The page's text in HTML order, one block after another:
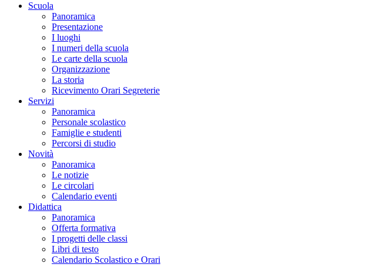
Scuola
Panoramica
Presentazione
I luoghi
I numeri della scuola
Le carte della scuola
Organizzazione
La storia
Ricevimento Orari Segreterie
Servizi
Panoramica
Personale scolastico
Famiglie e studenti
Percorsi di studio
Novità
Panoramica
Le notizie
Le circolari
Calendario eventi
Didattica
Panoramica
Offerta formativa
I progetti delle classi
Libri di testo
Calendario Scolastico e Orari